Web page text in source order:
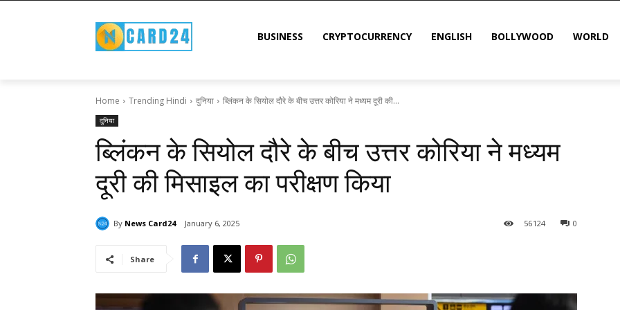
BUSINESS CRYPTOCURRENCY ENGLISH BOLLYWOOD WORLD
Home Trending Hindi दुनिया ब्लिंकन के सियोल दौरे के बीच उत्तर कोरिया ने मध्यम दूरी की...
दुनिया
ब्लिंकन के सियोल दौरे के बीच उत्तर कोरिया ने मध्यम
दूरी की मिसाइल का परीक्षण किया
By News Card24 January 6, 2025 0
56124
Share